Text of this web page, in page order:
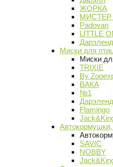
ЖОРКА
МИСТЕР
Padovan
LITTLE
Дарэленд
Миски для
Миски
TRIXIE
By
ВАКА
№1
Дарэленд
Flamingo
Автокормушки,
SAVIC
NOBBY